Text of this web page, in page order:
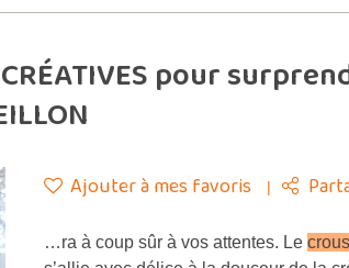
pour
Ajouter à mes favoris
…ra à coup sûr à vos attentes. Le